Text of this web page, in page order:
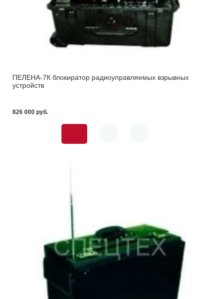
ПЕЛЕНА-7К блокиратор радиоуправляемых взрывных
устройств
826 000 pуб.